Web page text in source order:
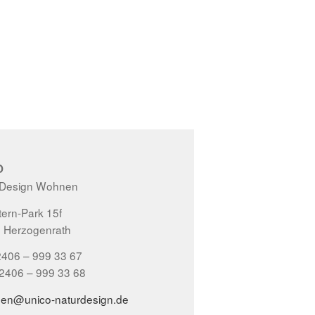
Wohnen
Park 15f
– 999 33 67
– 999 33 68
naturdesign.de